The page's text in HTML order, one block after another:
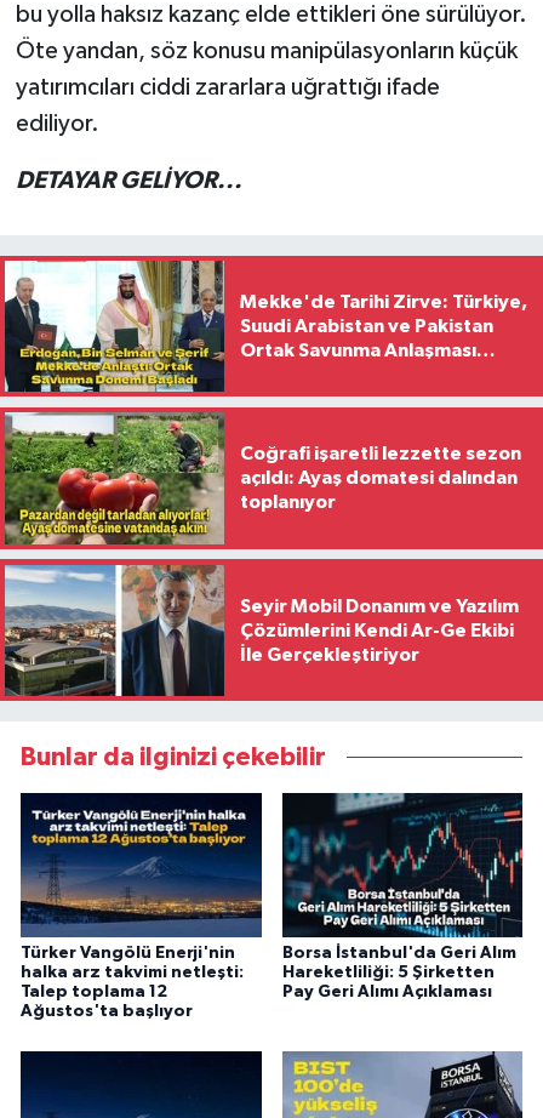
bu yolla haksız kazanç elde ettikleri öne sürülüyor.
Öte yandan, söz konusu manipülasyonların küçük
yatırımcıları ciddi zararlara uğrattığı ifade
ediliyor.
DETAYAR GELİYOR...
Mekke'de Tarihi Zirve: Türkiye,
Suudi Arabistan ve Pakistan
Ortak Savunma Anlaşması
Coğrafi işaretli lezzette sezon
açıldı: Ayaş domatesi dalından
toplanıyor
Seyir Mobil Donanım ve Yazılım
Çözümlerini Kendi Ar-Ge Ekibi
İle Gerçekleştiriyor
Bunlar da ilginizi çekebilir
Türker Vangölü Enerji'nin
halka arz takvimi netleşti:
Talep toplama 12
Ağustos'ta başlıyor
Borsa İstanbul'da Geri Alım
Hareketliliği: 5 Şirketten
Pay Geri Alımı Açıklaması